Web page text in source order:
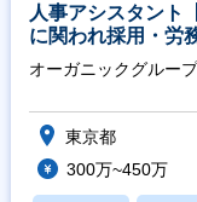
人事アシスタント
に関われ採用・労
く環境／年商120
社】
オーガニックグルー
東京都
300万~450万